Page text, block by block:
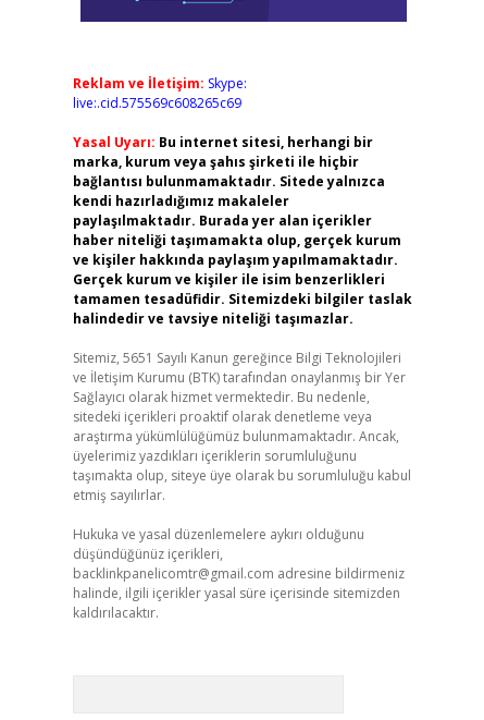
Reklam ve İletişim: Skype:
live:.cid.575569c608265c69
Yasal Uyarı: Bu internet sitesi, herhangi bir
marka, kurum veya şahıs şirketi ile hiçbir
bağlantısı bulunmamaktadır. Sitede yalnızca
kendi hazırladığımız makaleler
paylaşılmaktadır. Burada yer alan içerikler
haber niteliği taşımamakta olup, gerçek kurum
ve kişiler hakkında paylaşım yapılmamaktadır.
Gerçek kurum ve kişiler ile isim benzerlikleri
tamamen tesadüfidir. Sitemizdeki bilgiler taslak
halindedir ve tavsiye niteliği taşımazlar.
Sitemiz, 5651 Sayılı Kanun gereğince Bilgi Teknolojileri
ve İletişim Kurumu (BTK) tarafından onaylanmış bir Yer
Sağlayıcı olarak hizmet vermektedir. Bu nedenle,
sitedeki içerikleri proaktif olarak denetleme veya
araştırma yükümlülüğümüz bulunmamaktadır. Ancak,
üyelerimiz yazdıkları içeriklerin sorumluluğunu
taşımakta olup, siteye üye olarak bu sorumluluğu kabul
etmiş sayılırlar.
Hukuka ve yasal düzenlemelere aykırı olduğunu
düşündüğünüz içerikleri,
backlinkpanelicomtr@gmail.com adresine bildirmeniz
halinde, ilgili içerikler yasal süre içerisinde sitemizden
kaldırılacaktır.